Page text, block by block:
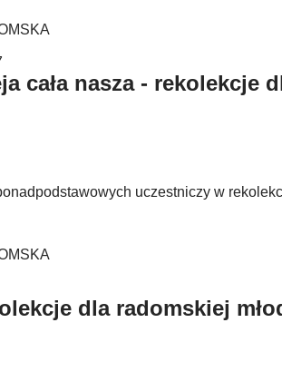
cała nasza - rekolekcje
uczestniczy w
dla radomskiej